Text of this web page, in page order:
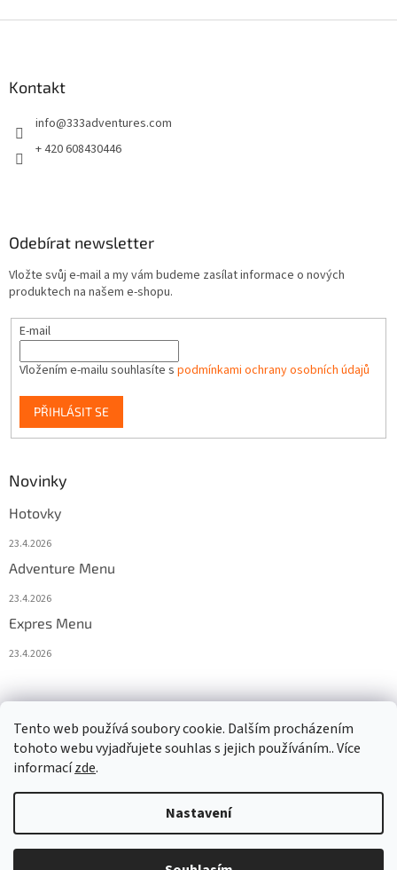
Tento web používá soubory cookie. Dalším procházením
tohoto webu vyjadřujete souhlas s jejich používáním.. Více
informacízde.
Nastavení
Kontakt
info@333adventures.com
+ 420 608430446
Odebírat newsletter
Vložte svůj e-mail a my vám budeme zasílat informace o nových
produktech na našem e-shopu.
E-mail
Vložením e-mailu souhlasíte s podmínkami ochrany osobních údajů
PŘIHLÁSIT SE
Novinky
Hotovky
23.4.2026
Adventure Menu
23.4.2026
Expres Menu
23.4.2026
Copyright 2026www.333adventures.com. Všechna práva